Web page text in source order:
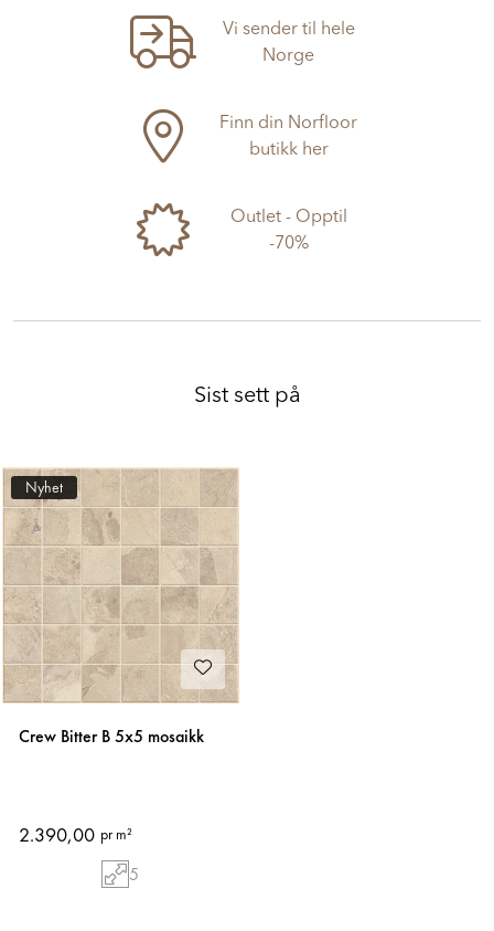
Vi sender til hele
Norge
Finn din Norfloor
butikk her
Outlet - Opptil
-70%
Sist sett på
Nyhet
Crew Bitter B 5x5 mosaikk
2.390,00 pr m²
5